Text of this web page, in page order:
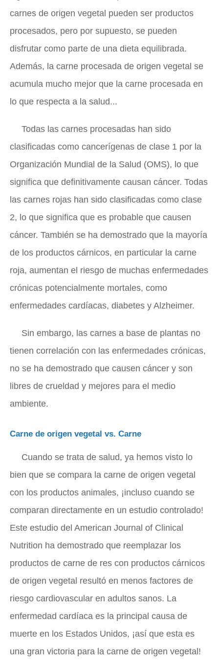
carnes de origen vegetal pueden ser productos
procesados, pero por supuesto, se pueden
disfrutar como parte de una dieta equilibrada.
Además, la carne procesada de origen vegetal se
acumula mucho mejor que la carne procesada en
lo que respecta a la salud...
Todas las carnes procesadas han sido
clasificadas como cancerígenas de clase 1 por la
Organización Mundial de la Salud (OMS), lo que
significa que definitivamente causan cáncer. Todas
las carnes rojas han sido clasificadas como clase
2, lo que significa que es probable que causen
cáncer. También se ha demostrado que la mayoría
de los productos cárnicos, en particular la carne
roja, aumentan el riesgo de muchas enfermedades
crónicas potencialmente mortales, como
enfermedades cardíacas, diabetes y Alzheimer.
Sin embargo, las carnes a base de plantas no
tienen correlación con las enfermedades crónicas,
no se ha demostrado que causen cáncer y son
libres de crueldad y mejores para el medio
ambiente.
Carne de origen vegetal vs. Carne
Cuando se trata de salud, ya hemos visto lo
bien que se compara la carne de origen vegetal
con los productos animales, ¡incluso cuando se
comparan directamente en un estudio controlado!
Este estudio del American Journal of Clinical
Nutrition ha demostrado que reemplazar los
productos de carne de res con productos cárnicos
de origen vegetal resultó en menos factores de
riesgo cardiovascular en adultos sanos. La
enfermedad cardíaca es la principal causa de
muerte en los Estados Unidos, ¡así que esta es
una gran victoria para la carne de origen vegetal!